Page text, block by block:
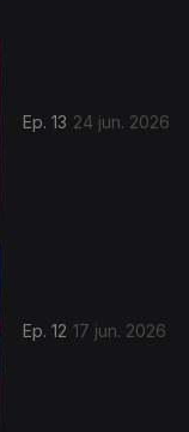
Ep. 13 24 jun. 2026
Ep. 12 17 jun. 2026